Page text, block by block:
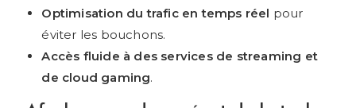
Optimisation du trafic en temps réel pour
éviter les bouchons.
Accès fluide à des services de streaming et
de cloud gaming.